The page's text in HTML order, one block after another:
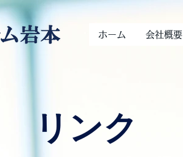
ホーム 会社概要
リンク